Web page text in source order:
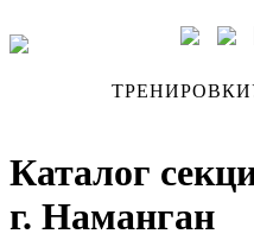
ТРЕНИРОВКИ
Каталог
г. Наманган